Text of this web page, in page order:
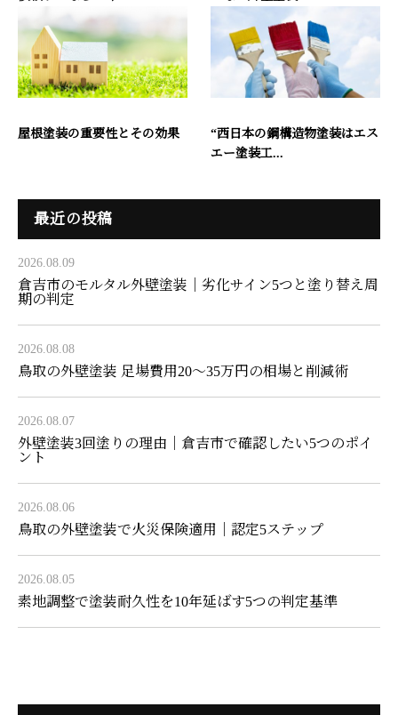
屋根塗装の重要性とその効果
“西日本の鋼構造物塗装はエス
エー塗装工...
最近の投稿
2026.08.09
倉吉市のモルタル外壁塗装｜劣化サイン5つと塗り替え周
期の判定
2026.08.08
鳥取の外壁塗装 足場費用20〜35万円の相場と削減術
2026.08.07
外壁塗装3回塗りの理由｜倉吉市で確認したい5つのポイ
ント
2026.08.06
鳥取の外壁塗装で火災保険適用｜認定5ステップ
2026.08.05
素地調整で塗装耐久性を10年延ばす5つの判定基準